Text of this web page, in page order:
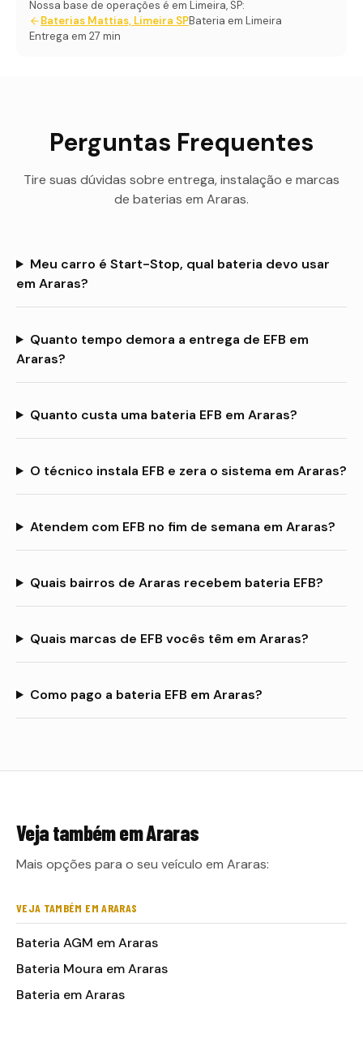
Nossa base de operações é em Limeira, SP:
Baterias Mattias, Limeira SPBateria em Limeira
Entrega em 27 min
Perguntas Frequentes
Tire suas dúvidas sobre entrega, instalação e marcas
de baterias em Araras.
Meu carro é Start-Stop, qual bateria devo usar
em Araras?
Quanto tempo demora a entrega de EFB em
Araras?
Quanto custa uma bateria EFB em Araras?
O técnico instala EFB e zera o sistema em Araras?
Atendem com EFB no fim de semana em Araras?
Quais bairros de Araras recebem bateria EFB?
Quais marcas de EFB vocês têm em Araras?
Como pago a bateria EFB em Araras?
Veja também emAraras
Mais opções para o seu veículo em Araras:
VEJA TAMBÉM EM ARARAS
Bateria AGM em Araras
Bateria Moura em Araras
Bateria em Araras